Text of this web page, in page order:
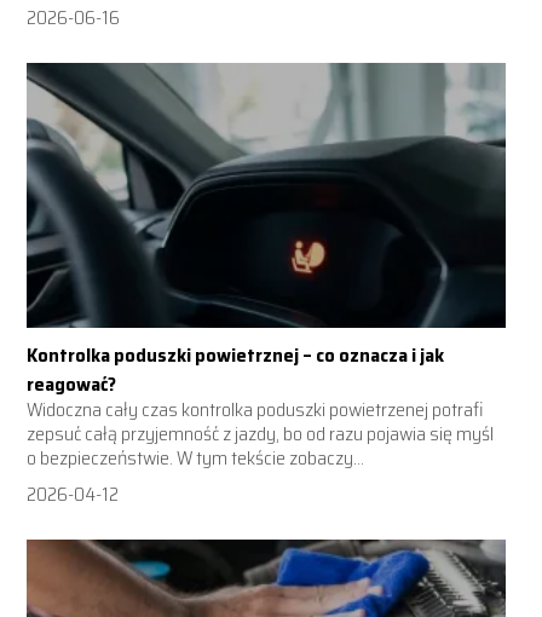
2026-06-16
Kontrolka poduszki powietrznej – co oznacza i jak
reagować?
Widoczna cały czas kontrolka poduszki powietrzenej potrafi
zepsuć całą przyjemność z jazdy, bo od razu pojawia się myśl
o bezpieczeństwie. W tym tekście zobaczy...
2026-04-12